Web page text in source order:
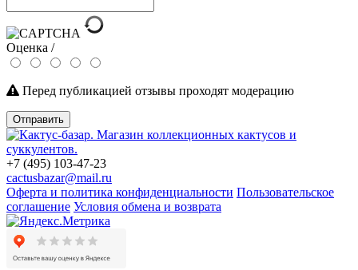
Оценка /
Перед публикацией отзывы проходят модерацию
Отправить
+7 (495) 103-47-23
cactusbazar@mail.ru
Оферта и политика конфиденциальности Пользовательское
соглашение Условия обмена и возврата